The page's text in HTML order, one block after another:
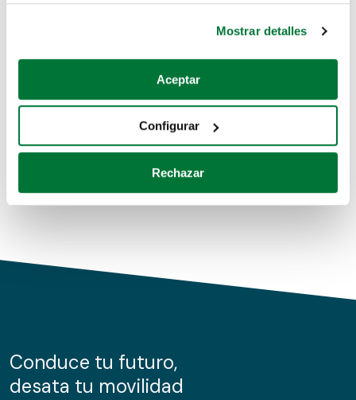
Si lo permite, también quisiéramos:
Recopilar información sobre su ubicación geográfica
Identificar su dispositivo analizándolo activamente
para buscar características específicas (huellas
Obtenga más información sobre cómo se procesan sus
de cookies.
información sobre el uso que haga del sitio web con
nuestros partners de redes sociales, publicidad y análisis
Mostrar detalles
Aceptar
Configurar
Rechazar
Coches de segunda mano
Coches de km0
Conduce tu futuro,
desata tu movilidad